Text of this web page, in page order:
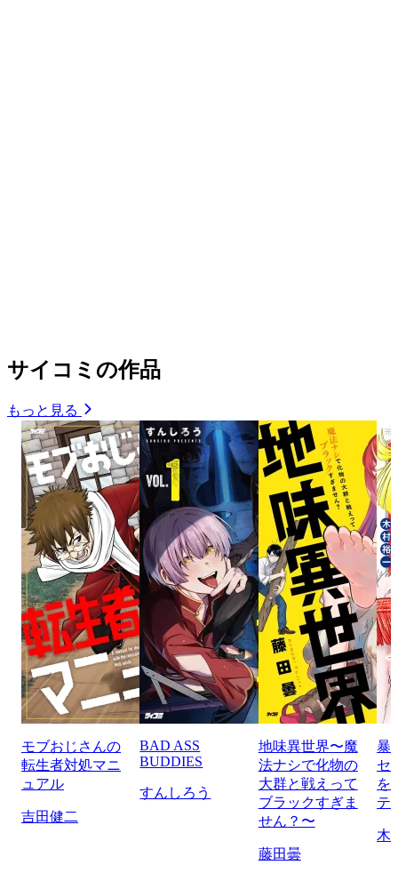
サイコミの作品
もっと見る
モブおじさんの
転生者対処マニ
ュアル
吉田健二
BAD ASS
BUDDIES
すんしろう
地味異世界〜魔
法ナシで化物の
大群と戦えって
ブラックすぎま
せん？〜
藤田曇
暴
セ
を
テ
木